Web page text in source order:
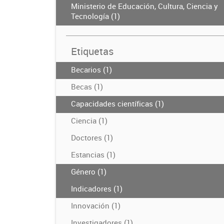
Ministerio de Educación, Cultura, Ciencia y
Tecnología (1)
Etiquetas
Becarios (1)
Becas (1)
Capacidades científicas (1)
Ciencia (1)
Doctores (1)
Estancias (1)
Género (1)
Indicadores (1)
Innovación (1)